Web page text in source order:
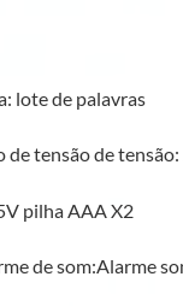
lote de palavras
de tensão de
pilha AAA X2
de som:Alarme